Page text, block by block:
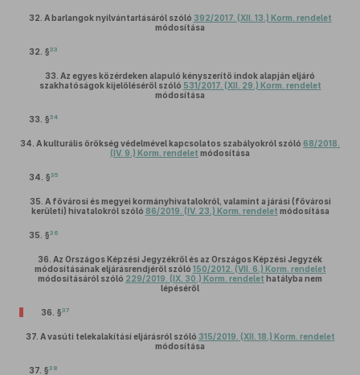
32. A barlangok nyilvántartásáról szóló 392/2017. (XII. 13.) Korm. rendelet
módosítása
32. §33
33. Az egyes közérdeken alapuló kényszerítő indok alapján eljáró
szakhatóságok kijelöléséről szóló 531/2017. (XII. 29.) Korm. rendelet
módosítása
33. §34
34. A kulturális örökség védelmével kapcsolatos szabályokról szóló 68/2018.
(IV. 9.) Korm. rendelet módosítása
34. §35
35. A fővárosi és megyei kormányhivatalokról, valamint a járási (fővárosi
kerületi) hivatalokról szóló 86/2019. (IV. 23.) Korm. rendelet módosítása
35. §36
36. Az Országos Képzési Jegyzékről és az Országos Képzési Jegyzék
módosításának eljárásrendjéről szóló 150/2012. (VII. 6.) Korm. rendelet
módosításáról szóló 229/2019. (IX. 30.) Korm. rendelet hatályba nem
lépéséről
36. §37
37. A vasúti telekalakítási eljárásról szóló 315/2019. (XII. 18.) Korm. rendelet
módosítása
37. §38